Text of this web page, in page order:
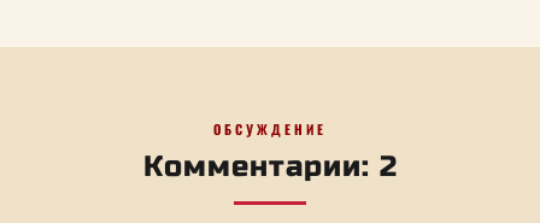
ОБСУЖДЕНИЕ
Комментарии: 2